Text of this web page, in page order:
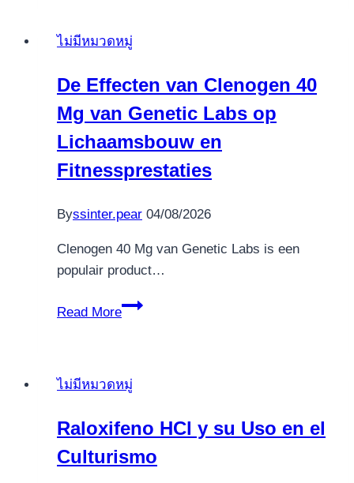
Because
the
Strategy
Gambling,
lucky
leprechaun
Opinion,
Games
ไม่มีหมวดหมู่
De Effecten van Clenogen 40
Mg van Genetic Labs op
Lichaamsbouw en
Fitnessprestaties
Byssinter.pear 04/08/2026
Clenogen 40 Mg van Genetic Labs is een
populair product…
Read More
De
40
van
Genetic
ไม่มีหมวดหมู่
Raloxifeno HCl y su Uso en el
Culturismo